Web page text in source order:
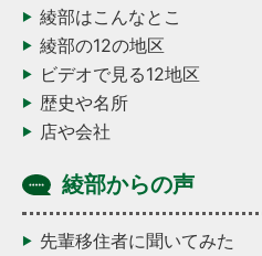
綾部はこんなとこ
綾部の12の地区
ビデオで見る12地区
歴史や名所
店や会社
綾部からの声
先輩移住者に聞いてみた